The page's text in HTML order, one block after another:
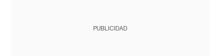
PUBLICIDAD